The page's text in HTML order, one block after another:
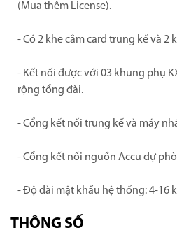
(Mua thêm License).
- Có 2 khe cắm card trung kế và 2
- Kết nối được với 03 khung phụ
rộng tổng đài.
- Cổng kết nối trung kế và máy
- Cổng kết nối nguồn Accu dự
- Độ dài mật khẩu hệ thống: 4-16
THÔNG SỐ